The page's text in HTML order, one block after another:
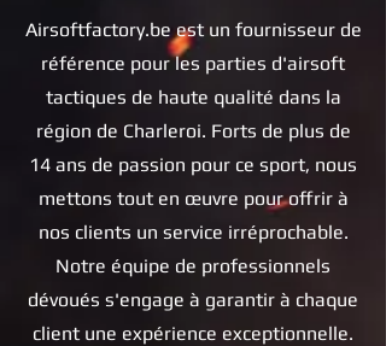
Airsoftfactory.be est un fournisseur de
référence pour les parties d'airsoft
tactiques de haute qualité dans la
région de Charleroi. Forts de plus de
14 ans de passion pour ce sport, nous
mettons tout en œuvre pour offrir à
nos clients un service irréprochable.
Notre équipe de professionnels
dévoués s'engage à garantir à chaque
client une expérience exceptionnelle.